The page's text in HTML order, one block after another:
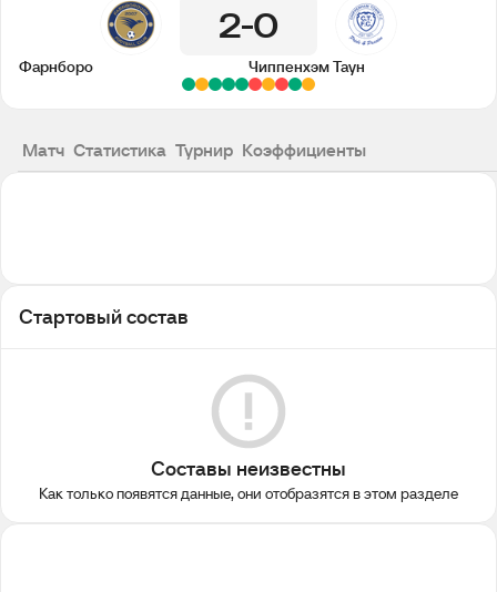
2 0
Фарнборо Чиппенхэм Таун
Матч Статистика Турнир Коэффициенты
Стартовый состав
Составы неизвестны
Как только появятся данные, они отобразятся в этом разделе